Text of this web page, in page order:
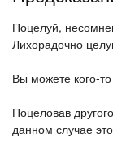
Поцелуй,
Лихорадочно
Вы можете кого-
Поцеловав
данном случае